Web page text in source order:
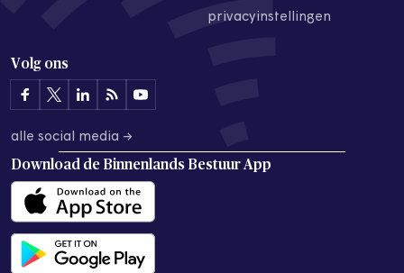
privacyinstellingen
Volg ons
alle social media →
Download de Binnenlands Bestuur App